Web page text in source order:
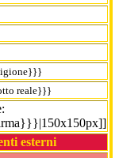
reale}}}
esterni